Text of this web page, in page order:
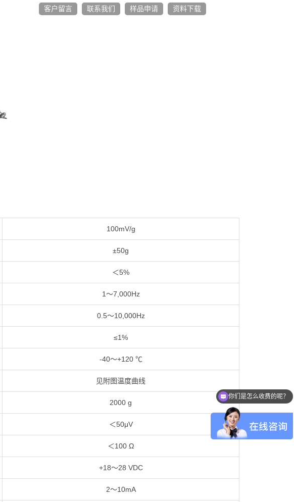
客户留言 联系我们 样品申请 资料下载
100mV/g
±50g
＜5%
1～7,000Hz
0.5～10,000Hz
≤1%
-40～+120 ℃
见附图温度曲线
2000 g
＜50μV
＜100 Ω
+18～28 VDC
2～10mA
你们是怎么收费的呢？